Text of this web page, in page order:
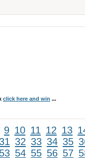
click here and win ...
9 10 11 12 13
31 32 33 34 35
53 54 55 56 57